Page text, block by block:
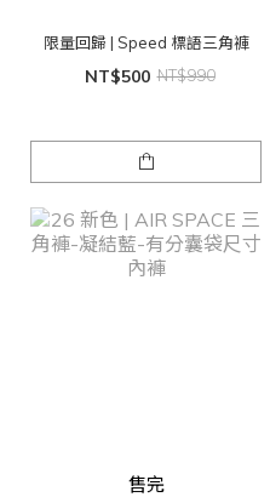
限量回歸 | Speed 標語三角褲
NT$500 NT$990
售完